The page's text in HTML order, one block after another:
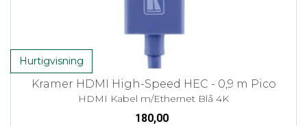
Hurtigvisning
Kramer HDMI High-Speed HEC - 0,9 m Pico
HDMI Kabel m/Ethernet Blå 4K
180,00